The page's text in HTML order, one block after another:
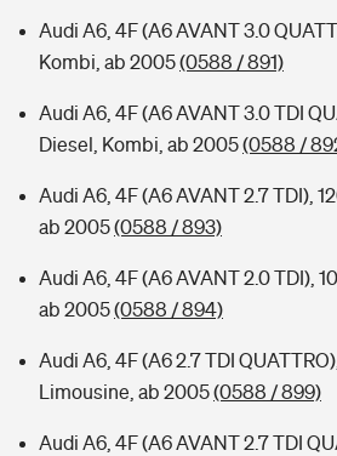
Audi A6, 4F (A6 AVANT 3.0
Kombi, ab 2005(0588 / 891)
Audi A6, 4F (A6 AVANT 3.0 TDI
Diesel, Kombi, ab 2005(0588 /
Audi A6, 4F (A6 AVANT 2.7 TDI),
ab 2005(0588 / 893)
Audi A6, 4F (A6 AVANT 2.0 TDI),
ab 2005(0588 / 894)
Audi A6, 4F (A6 2.7 TDI
Limousine, ab 2005(0588 / 899)
Audi A6, 4F (A6 AVANT 2.7 TDI